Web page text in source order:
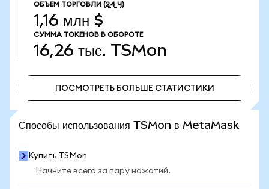
ОБЪЕМ ТОРГОВЛИ (24 Ч)
1,16 млн $
СУММА ТОКЕНОВ В ОБОРОТЕ
16,26 тыс. TSMon
ПОСМОТРЕТЬ БОЛЬШЕ СТАТИСТИКИ
Способы использования TSMon в MetaMask
Купить TSMon
Начните всего за пару нажатий.